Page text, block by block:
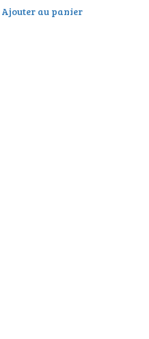
Ajouter au panier